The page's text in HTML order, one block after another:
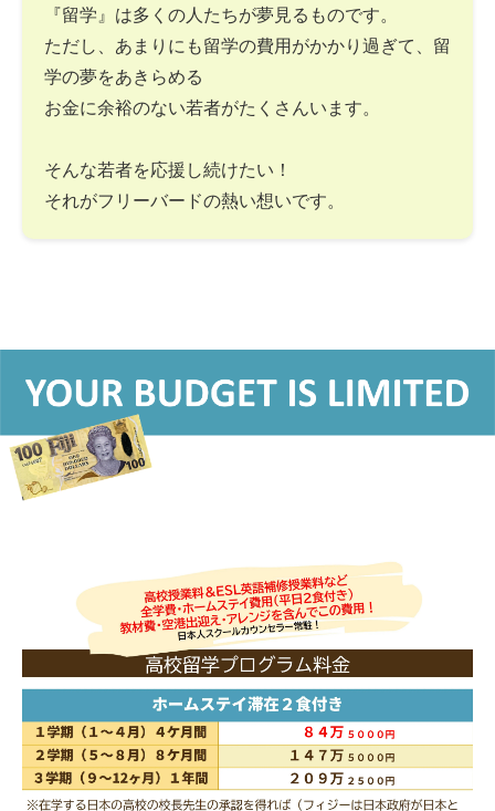
『留学』は多くの人たちが夢見るものです。
ただし、あまりにも留学の費用がかかり過ぎて、留
学の夢をあきらめる
お金に余裕のない若者がたくさんいます。
そんな若者を応援し続けたい！
それがフリーバードの熱い想いです。